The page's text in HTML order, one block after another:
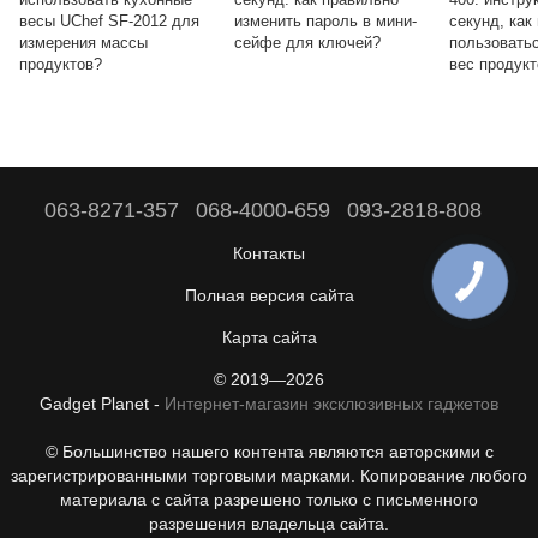
весы UChef SF-2012 для
измерения массы
продуктов?
изменить пароль в мини-
сейфе для ключей?
секунд,
вес
063-8271-357 068-4000-659 093-2818-808
Контакты
Полная версия сайта
Карта сайта
© 2019—2026
Gadget Planet - Интернет-магазин эксклюзивных гаджетов
© Большинство нашего контента являются авторскими с
зарегистрированными торговыми марками. Копирование любого
материала с сайта разрешено только с письменного
разрешения владельца сайта.